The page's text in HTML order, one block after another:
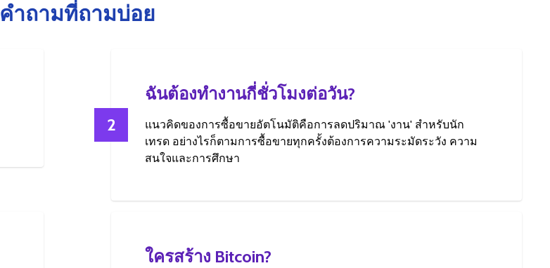
คำถามที่ถามบ่อย
2
ฉันต้องทำงานกี่ชั่วโมงต่อวัน?
แนวคิดของการซื้อขายอัตโนมัติคือการลดปริมาณ 'งาน' สำหรับนัก
เทรด อย่างไรก็ตามการซื้อขายทุกครั้งต้องการความระมัดระวัง ความ
สนใจและการศึกษา
ใครสร้าง Bitcoin?